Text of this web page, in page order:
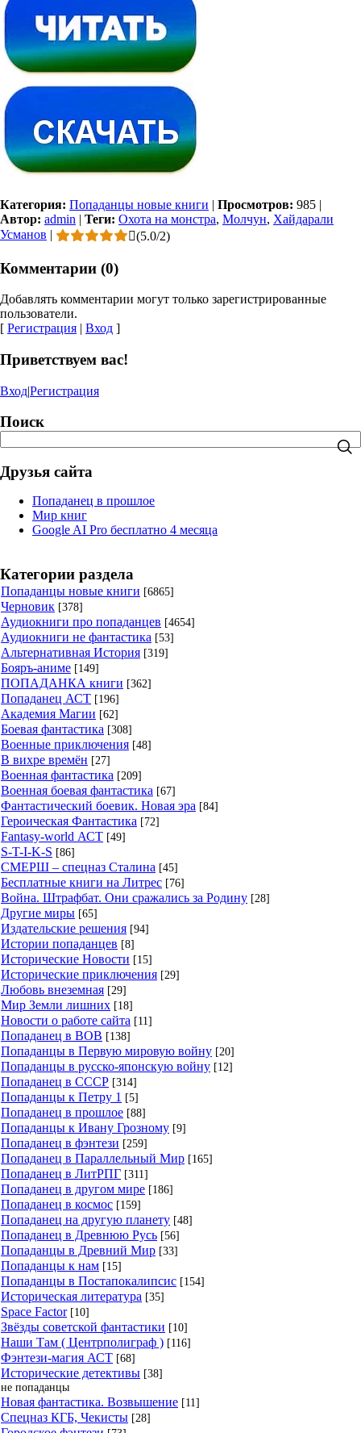
Категория: Попаданцы новые книги | Просмотров: 985 |
Автор: admin | Теги: Охота на монстра, Молчун, Хайдарали
Усманов | (5.0/2)
Комментарии (0)
Добавлять комментарии могут только зарегистрированные
пользователи.
[ Регистрация | Вход ]
Приветствуем вас!
Вход|Регистрация
Поиск
Друзья сайта
Попаданец в прошлое
Мир книг
Google AI Pro бесплатно 4 месяца
Категории раздела
Попаданцы новые книги [6865]
Черновик [378]
Аудиокниги про попаданцев [4654]
Аудиокниги не фантастика [53]
Альтернативная История [319]
Бояръ-аниме [149]
ПОПАДАНКА книги [362]
Попаданец АСТ [196]
Академия Магии [62]
Боевая фантастика [308]
Военные приключения [48]
В вихре времён [27]
Военная фантастика [209]
Военная боевая фантастика [67]
Фантастический боевик. Новая эра [84]
Героическая Фантастика [72]
Fantasy-world АСТ [49]
S-T-I-K-S [86]
СМЕРШ – спецназ Сталина [45]
Бесплатные книги на Литрес [76]
Война. Штрафбат. Они сражались за Родину [28]
Другие миры [65]
Издательские решения [94]
Истории попаданцев [8]
Исторические Новости [15]
Исторические приключения [29]
Любовь внеземная [29]
Мир Земли лишних [18]
Новости о работе сайта [11]
Попаданец в ВОВ [138]
Попаданцы в Первую мировую войну [20]
Попаданцы в русско-японскую войну [12]
Попаданец в СССР [314]
Попаданцы к Петру 1 [5]
Попаданец в прошлое [88]
Попаданцы к Ивану Грозному [9]
Попаданец в фэнтези [259]
Попаданец в Параллельный Мир [165]
Попаданец в ЛитРПГ [311]
Попаданец в другом мире [186]
Попаданец в космос [159]
Попаданец на другую планету [48]
Попаданец в Древнюю Русь [56]
Попаданцы в Древний Мир [33]
Попаданцы к нам [15]
Попаданцы в Постапокалипсис [154]
Историческая литература [35]
Space Factor [10]
Звёзды советской фантастики [10]
Наши Там ( Центрполиграф ) [116]
Фэнтези-магия АСТ [68]
Исторические детективы [38]
не попаданцы
Новая фантастика. Возвышение [11]
Спецназ КГБ, Чекисты [28]